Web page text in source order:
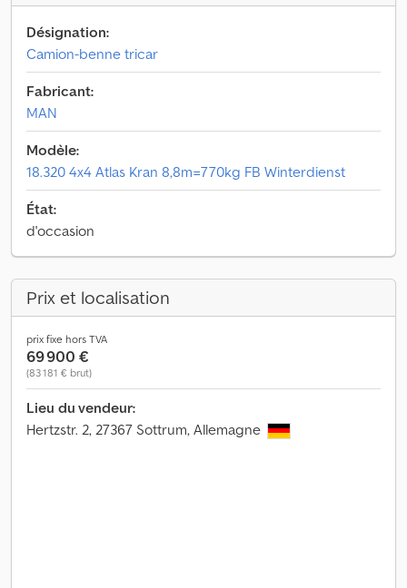
Désignation:
Camion-benne tricar
Fabricant:
MAN
Modèle:
18.320 4x4 Atlas Kran 8,8m=770kg FB Winterdienst
État:
d'occasion
Prix et localisation
prix fixe hors TVA
69 900 €
(83 181 € brut)
Lieu du vendeur:
Hertzstr. 2, 27367 Sottrum, Allemagne